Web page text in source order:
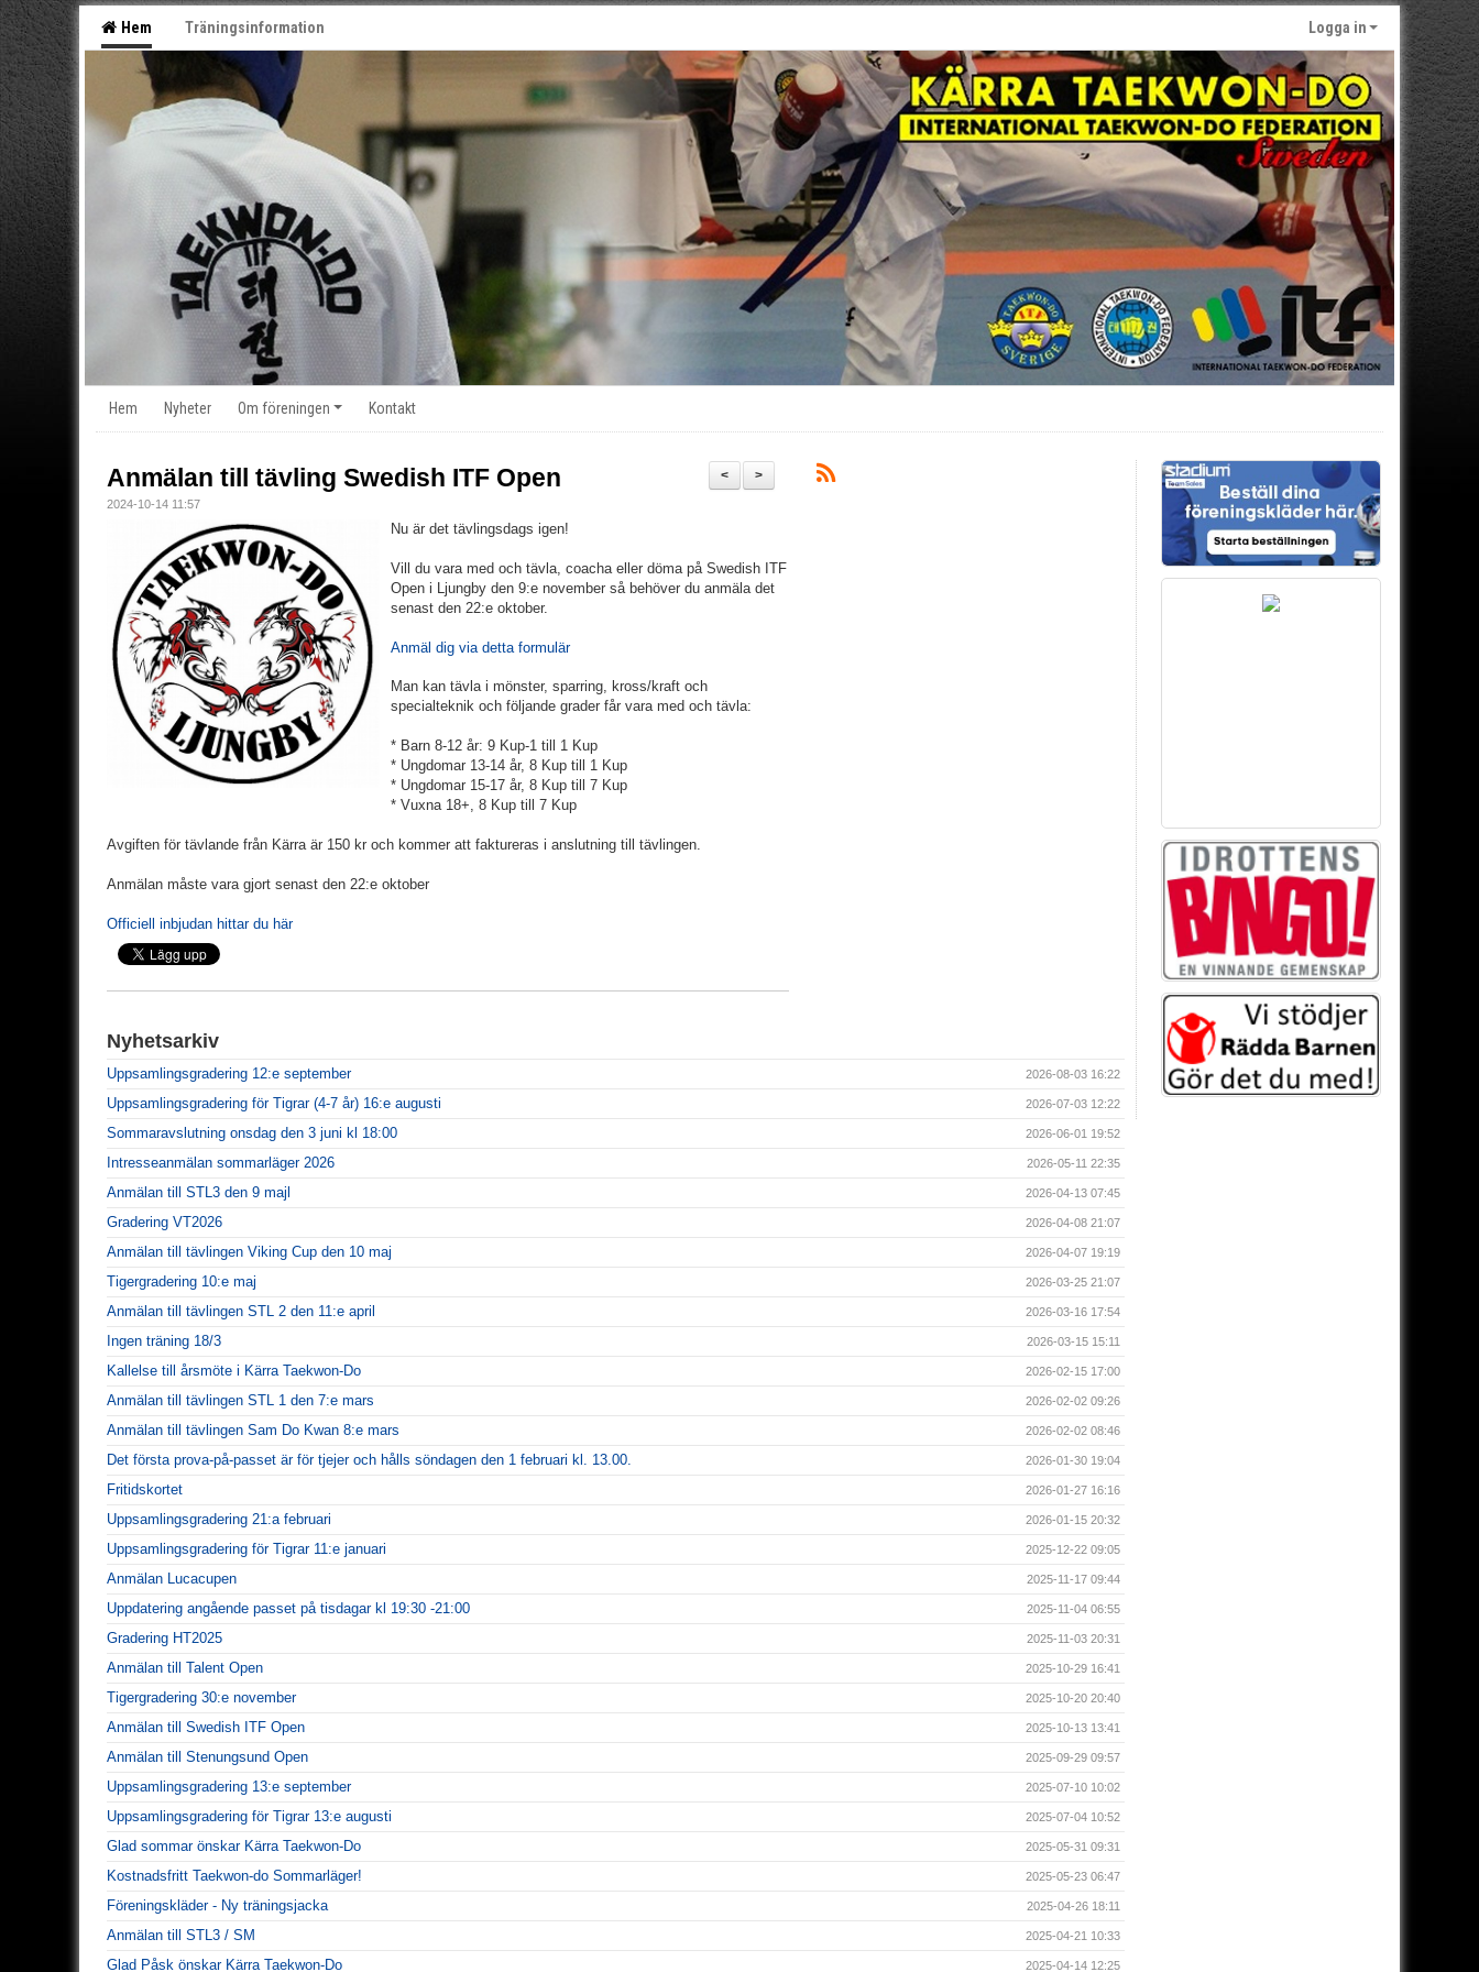
Hem Träningsinformation Logga in
Hem Nyheter Om föreningen Kontakt
>
<
Anmälan till tävling Swedish ITF Open
2024-10-14 11:57
Nu är det tävlingsdags igen!
Vill du vara med och tävla, coacha eller döma på Swedish ITF
Open i Ljungby den 9:e november så behöver du anmäla det
senast den 22:e oktober.
Anmäl dig via detta formulär
Man kan tävla i mönster, sparring, kross/kraft och
specialteknik och följande grader får vara med och tävla:
* Barn 8-12 år: 9 Kup-1 till 1 Kup
* Ungdomar 13-14 år, 8 Kup till 1 Kup
* Ungdomar 15-17 år, 8 Kup till 7 Kup
* Vuxna 18+, 8 Kup till 7 Kup
Avgiften för tävlande från Kärra är 150 kr och kommer att faktureras i anslutning till tävlingen.
Anmälan måste vara gjort senast den 22:e oktober
Officiell inbjudan hittar du här
Nyhetsarkiv
Uppsamlingsgradering 12:e september 2026-08-03 16:22
Uppsamlingsgradering för Tigrar (4-7 år) 16:e augusti 2026-07-03 12:22
Sommaravslutning onsdag den 3 juni kl 18:00 2026-06-01 19:52
Intresseanmälan sommarläger 2026 2026-05-11 22:35
Anmälan till STL3 den 9 majl 2026-04-13 07:45
Gradering VT2026 2026-04-08 21:07
Anmälan till tävlingen Viking Cup den 10 maj 2026-04-07 19:19
Tigergradering 10:e maj 2026-03-25 21:07
Anmälan till tävlingen STL 2 den 11:e april 2026-03-16 17:54
Ingen träning 18/3 2026-03-15 15:11
Kallelse till årsmöte i Kärra Taekwon-Do 2026-02-15 17:00
Anmälan till tävlingen STL 1 den 7:e mars 2026-02-02 09:26
Anmälan till tävlingen Sam Do Kwan 8:e mars 2026-02-02 08:46
Det första prova-på-passet är för tjejer och hålls söndagen den 1 februari kl. 13.00. 2026-01-30 19:04
Fritidskortet 2026-01-27 16:16
Uppsamlingsgradering 21:a februari 2026-01-15 20:32
Uppsamlingsgradering för Tigrar 11:e januari 2025-12-22 09:05
Anmälan Lucacupen 2025-11-17 09:44
Uppdatering angående passet på tisdagar kl 19:30 -21:00 2025-11-04 06:55
Gradering HT2025 2025-11-03 20:31
Anmälan till Talent Open 2025-10-29 16:41
Tigergradering 30:e november 2025-10-20 20:40
Anmälan till Swedish ITF Open 2025-10-13 13:41
Anmälan till Stenungsund Open 2025-09-29 09:57
Uppsamlingsgradering 13:e september 2025-07-10 10:02
Uppsamlingsgradering för Tigrar 13:e augusti 2025-07-04 10:52
Glad sommar önskar Kärra Taekwon-Do 2025-05-31 09:31
Kostnadsfritt Taekwon-do Sommarläger! 2025-05-23 06:47
Föreningskläder - Ny träningsjacka 2025-04-26 18:11
Anmälan till STL3 / SM 2025-04-21 10:33
Glad Påsk önskar Kärra Taekwon-Do 2025-04-14 12:25